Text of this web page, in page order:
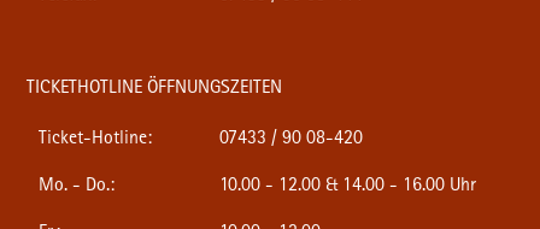
TICKETHOTLINE ÖFFNUNGSZEITEN
Ticket-Hotline: 07433 / 90 08-420
Mo. - Do.: 10.00 - 12.00 & 14.00 - 16.00 Uhr